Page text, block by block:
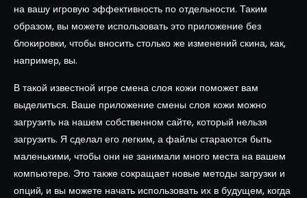
на вашу игровую эффективность по отдельности. Таким
образом, вы можете использовать это приложение без
блокировки, чтобы вносить столько же изменений скина, как,
например, вы.
В такой известной игре смена слоя кожи поможет вам
выделиться. Ваше приложение смены слоя кожи можно
загрузить на нашем собственном сайте, который нельзя
загрузить. Я сделал его легким, а файлы стараются быть
маленькими, чтобы они не занимали много места на вашем
компьютере. Это также сокращает новые методы загрузки и
опций, и вы можете начать использовать их в будущем, когда